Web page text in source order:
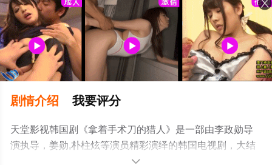
剧情介绍 我要评分
天堂影视韩国剧《拿着手术刀的猎人》是一部由李政勋导
演执导，姜勋,朴柱炫等演员精彩演绎的韩国电视剧，大结
局剧情已揭晓（全16集），免费观看高清未删减完整版电
